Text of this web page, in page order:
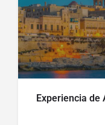
Experiencia de